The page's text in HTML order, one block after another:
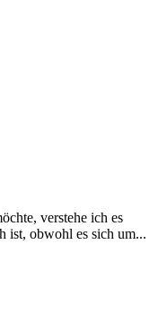
verstehe ich es
ist, obwohl es sich um...